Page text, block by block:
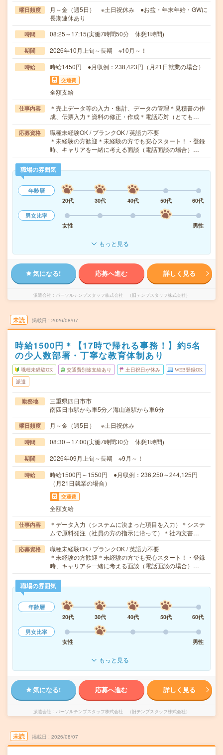
曜日頻度
月～金（週5日） ※土日祝休み ●お盆・年末年始・GWに
長期連休あり
時間 08:25～17:15(実働7時間50分 休憩1時間)
期間 2026年10月上旬～長期 ※10月～！
時給 時給1450円 ●月収例：238,423円（月21日就業の場合）
交通費
全額支給
仕事内容
＊売上データ等の入力・集計、データの管理＊見積書の作
成、伝票入力＊資料の修正・作成＊電話応対（とても…
応募資格
職種未経験OK / ブランクOK / 英語力不要
＊未経験の方歓迎＊未経験の方でも安心スタート！・登録
時、キャリアを一緒に考える面談（電話面談の場合）…
職場の雰囲気
年齢層
20代
30代 40代 50代
60代
男女比率
女性
男性
もっと見る
気になる! 応募へ進む 詳しく見る
派遣会社 パーソルテンプスタッフ株式会社 （旧テンプスタッフ株式会社）
未読 掲載日 2026/08/07
時給1500円＊【17時で帰れる事務！】約5名
の少人数部署・丁寧な教育体制あり
職種未経験OK 交通費別途支給あり 土日祝日が休み WEB登録OK
派遣
勤務地
三重県四日市市
南四日市駅から車5分／海山道駅から車6分
曜日頻度 月～金（週5日） ※土日祝休み
時間 08:30～17:00(実働7時間30分 休憩1時間)
期間 2026年09月上旬～長期 ※9月～！
時給
時給1500円～1550円 ●月収例：236,250～244,125円
（月21日就業の場合）
交通費
全額支給
仕事内容
＊データ入力（システムに決まった項目を入力）＊システ
ムで原料発注（社員の方の指示に沿って）＊社内文書…
応募資格
職種未経験OK / ブランクOK / 英語力不要
＊未経験の方歓迎＊未経験の方でも安心スタート！・登録
時、キャリアを一緒に考える面談（電話面談の場合）…
職場の雰囲気
年齢層
20代
30代 40代 50代
60代
男女比率
女性
男性
もっと見る
気になる! 応募へ進む 詳しく見る
派遣会社 パーソルテンプスタッフ株式会社 （旧テンプスタッフ株式会社）
未読 掲載日 2026/08/07